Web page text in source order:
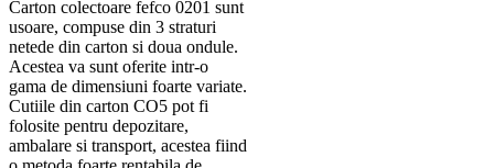
Carton colectoare fefco 0201 sunt
usoare, compuse din 3 straturi
netede din carton si doua ondule.
Acestea va sunt oferite intr-o
gama de dimensiuni foarte variate.
Cutiile din carton CO5 pot fi
folosite pentru depozitare,
ambalare si transport, acestea fiind